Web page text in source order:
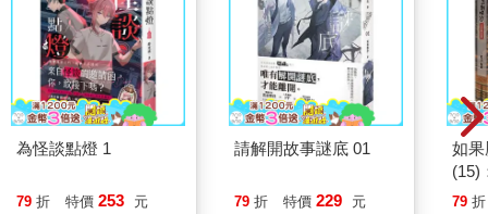
為怪談點燈 1
79 折 特價 253 元
請解開故事謎底 01
79 折 特價 229 元
如
(15)
貓
79 折